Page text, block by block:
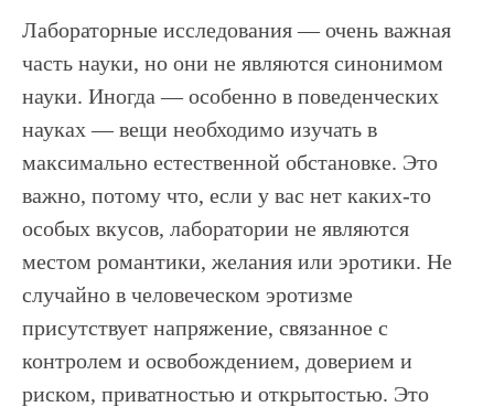
Лабораторные исследования — очень важная
часть науки, но они не являются синонимом
науки. Иногда — особенно в поведенческих
науках — вещи необходимо изучать в
максимально естественной обстановке. Это
важно, потому что, если у вас нет каких-то
особых вкусов, лаборатории не являются
местом романтики, желания или эротики. Не
случайно в человеческом эротизме
присутствует напряжение, связанное с
контролем и освобождением, доверием и
риском, приватностью и открытостью. Это